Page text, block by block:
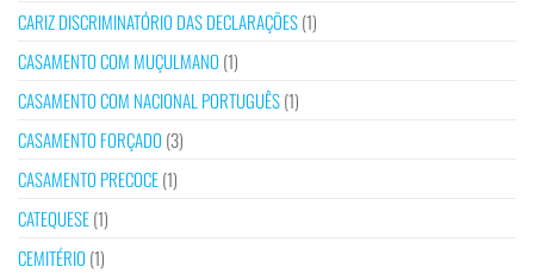
CARIZ DISCRIMINATÓRIO DAS DECLARAÇÕES(1)
CASAMENTO COM MUÇULMANO (1)
CASAMENTO COM NACIONAL PORTUGUÊS(1)
CASAMENTO FORÇADO (3)
CASAMENTO PRECOCE(1)
CATEQUESE(1)
CEMITÉRIO (1)